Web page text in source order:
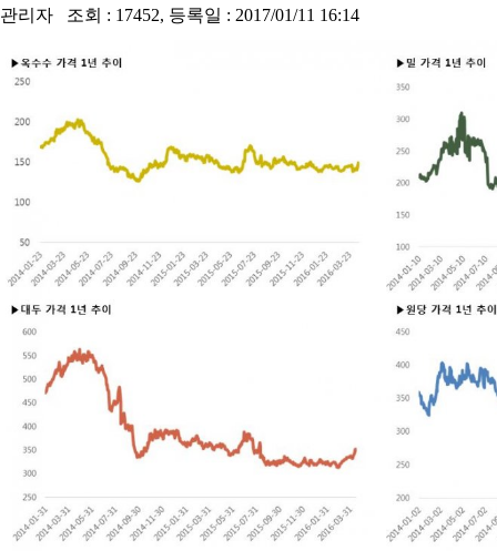
관리자 조회 : 17452, 등록일 : 2017/01/11 16:14